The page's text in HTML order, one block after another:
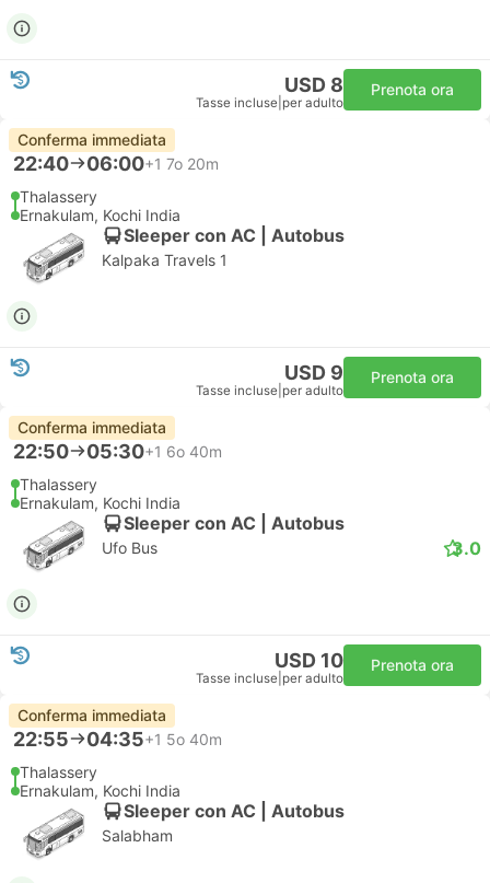
USD 8
Tasse incluse per adulto
Prenota ora
Conferma immediata
22:40 06:00+1 7o 20m
Thalassery
Ernakulam, Kochi India
Sleeper con AC | Autobus
Kalpaka Travels 1
USD 9
Tasse incluse per adulto
Prenota ora
Conferma immediata
22:50 05:30+1 6o 40m
Thalassery
Ernakulam, Kochi India
Sleeper con AC | Autobus
Ufo Bus 3.0
USD 10
Tasse incluse per adulto
Prenota ora
Conferma immediata
22:55 04:35+1 5o 40m
Thalassery
Ernakulam, Kochi India
Sleeper con AC | Autobus
Salabham